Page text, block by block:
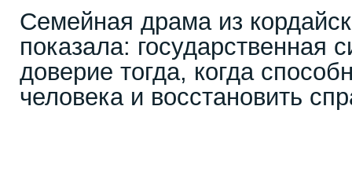
Семейная драма из
показала: государственная
доверие тогда, когда
человека и восстановить